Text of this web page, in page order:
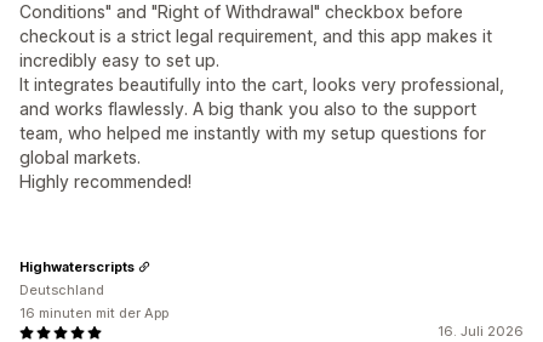
Conditions" and "Right of Withdrawal" checkbox before
checkout is a strict legal requirement, and this app makes it
incredibly easy to set up.
It integrates beautifully into the cart, looks very professional,
and works flawlessly. A big thank you also to the support
team, who helped me instantly with my setup questions for
global markets.
Highly recommended!
16. Juli 2026
Highwaterscripts
Deutschland
16 minuten mit der App